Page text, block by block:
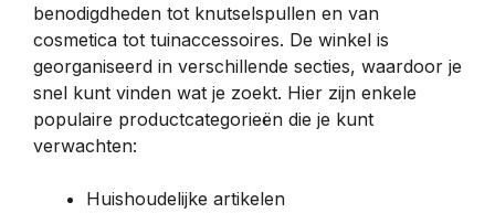
benodigdheden tot knutselspullen en van
cosmetica tot tuinaccessoires. De winkel is
georganiseerd in verschillende secties, waardoor je
snel kunt vinden wat je zoekt. Hier zijn enkele
populaire productcategorieën die je kunt
verwachten:
Huishoudelijke artikelen